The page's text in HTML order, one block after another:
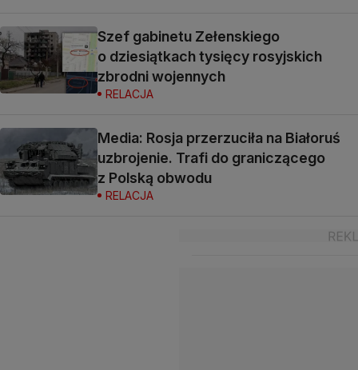
Szef gabinetu Zełenskiego
o dziesiątkach tysięcy rosyjskich
zbrodni wojennych
RELACJA
Media: Rosja przerzuciła na Białoruś
uzbrojenie. Trafi do graniczącego
z Polską obwodu
RELACJA